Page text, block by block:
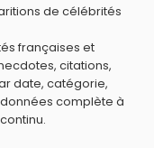
, Sydney Sweeney
de célébrités
françaises et
citations,
date, catégorie,
complète à